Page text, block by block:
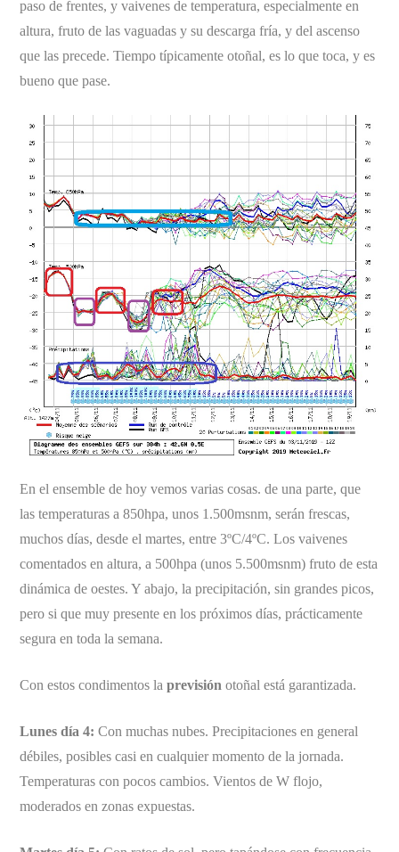
paso de frentes, y vaivenes de temperatura, especialmente en
altura, fruto de las vaguadas y su descarga fría, y del ascenso
que las precede. Tiempo típicamente otoñal, es lo que toca, y es
bueno que pase.
En el ensemble de hoy vemos varias cosas. de una parte, que
las temperaturas a 850hpa, unos 1.500msnm, serán frescas,
muchos días, desde el martes, entre 3ºC/4ºC. Los vaivenes
comentados en altura, a 500hpa (unos 5.500msnm) fruto de esta
dinámica de oestes. Y abajo, la precipitación, sin grandes picos,
pero si que muy presente en los próximos días, prácticamente
segura en toda la semana.
Con estos condimentos laprevisión otoñal está garantizada.
Lunes día 4: Con muchas nubes. Precipitaciones en general
débiles, posibles casi en cualquier momento de la jornada.
Temperaturas con pocos cambios. Vientos de W flojo,
moderados en zonas expuestas.